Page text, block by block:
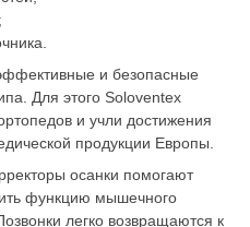
и безопасные
Для этого Soloventex
и учли достижения
продукции Европы.
осанки помогают
функцию мышечного
легко возвращаются к